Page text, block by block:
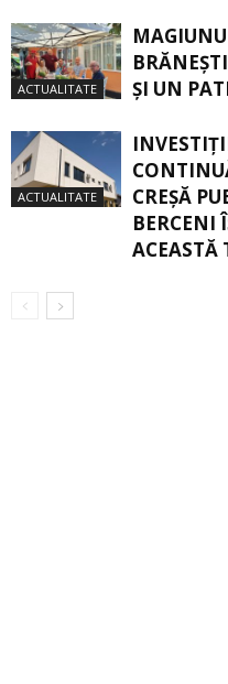
ACTUALITATE
ŞI UN
ACTUALITATE
CREŞĂ
BERCENI